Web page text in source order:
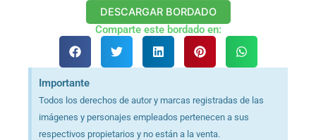
DESCARGAR BORDADO
Comparte este bordado en:
Importante
Todos los derechos de autor y marcas registradas de las
imágenes y personajes empleados pertenecen a sus
respectivos propietarios y no están a la venta.